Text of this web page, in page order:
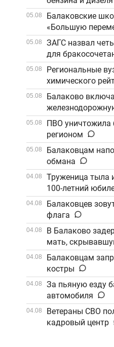
05.08
Балаковские
«Большую
05.08
ЗАГС назвал
для
05.08
Региональные
химического
05.08
Балаково
Саратов
05.08
ПВО уничтожила
регионом
05.08
Балаковцам
обмана
04.08
Труженица тыла
100-летний
04.08
Балаковцев
флага
04.08
В Балаково
мать,
04.08
Балаковцам
костры
04.08
За пьяную езду
автомобиля
04.08
Ветераны СВО
кадровый центр